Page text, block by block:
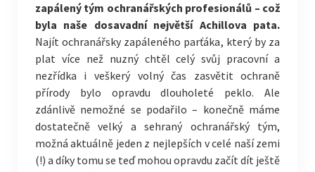
zapálený tým ochranářských profesionálů – což
byla naše dosavadní největší Achillova pata.
Najít ochranářsky zapáleného parťáka, který by za
plat více než nuzný chtěl celý svůj pracovní a
nezřídka i veškerý volný čas zasvětit ochraně
přírody bylo opravdu dlouholeté peklo. Ale
zdánlivě nemožné se podařilo – konečně máme
dostatečně velký a sehraný ochranářský tým,
možná aktuálně jeden z nejlepších v celé naší zemi
(!) a díky tomu se teď mohou opravdu začít dít ještě